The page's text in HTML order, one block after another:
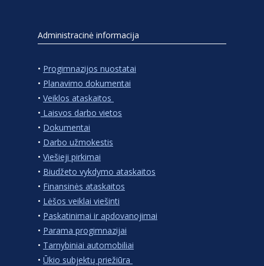
Administracinė informacija
• Progimnazijos nuostatai
• Planavimo dokumentai
• Veiklos ataskaitos
• Laisvos darbo vietos
• Dokumentai
• Darbo užmokestis
• Viešieji pirkimai
• Biudžeto vykdymo ataskaitos
• Finansinės ataskaitos
• Lėšos veiklai viešinti
• Paskatinimai ir apdovanojimai
• Parama progimnazijai
• Tarnybiniai automobiliai
• Ūkio subjektų priežiūra